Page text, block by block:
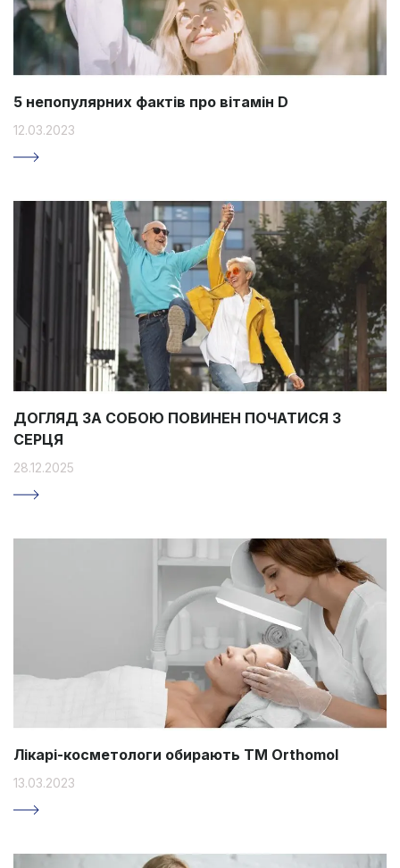
5 непопулярних фактів про вітамін D
12.03.2023
ДОГЛЯД ЗА СОБОЮ ПОВИНЕН ПОЧАТИСЯ З
СЕРЦЯ
28.12.2025
Лікарі-косметологи обирають ТМ Orthomol
13.03.2023